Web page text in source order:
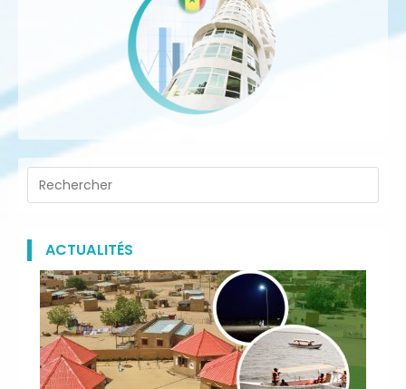
ACTUALITÉS